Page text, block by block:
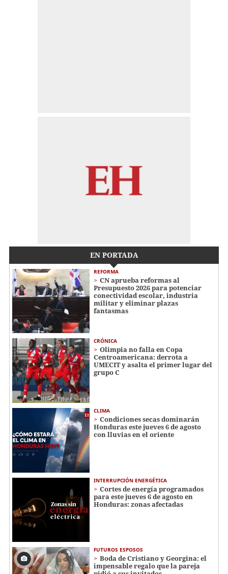
EN PORTADA
REFORMA
CN aprueba reformas al
Presupuesto 2026 para potenciar
conectividad escolar, industria
militar y eliminar plazas
fantasmas
CRÓNICA
Olimpia no falla en Copa
Centroamericana: derrota a
UMECIT y asalta el primer lugar del
grupo C
CLIMA
Condiciones secas dominarán
Honduras este jueves 6 de agosto
con lluvias en el oriente
INTERRUPCIÓN ENERGÉTICA
Cortes de energía programados
para este jueves 6 de agosto en
Honduras: zonas afectadas
FUTUROS ESPOSOS
Boda de Cristiano y Georgina: el
impensable regalo que la pareja